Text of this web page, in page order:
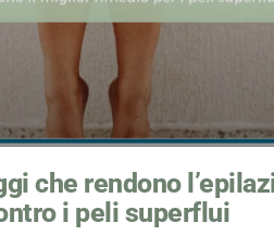
che rendono
i peli superflui